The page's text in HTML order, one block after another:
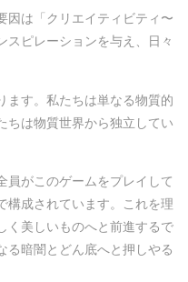
因は「クリエイティビティ〜
スピレーションを与え、日々
ます。私たちは単なる物質的
は物質世界から独立してい
員がこのゲームをプレイして
構成されています。これを理
く美しいものへと前進するで
る暗闇とどん底へと押しやる